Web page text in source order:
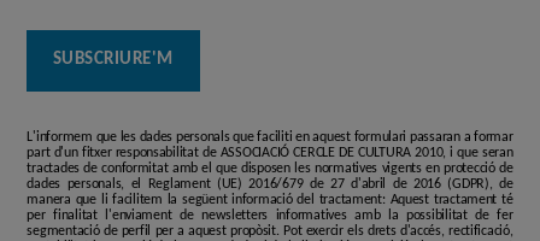
L'informem que les dades personals que faciliti en aquest formulari passaran a formar
part d'un fitxer responsabilitat de ASSOCIACIÓ CERCLE DE CULTURA 2010, i que seran
tractades de conformitat amb el que disposen les normatives vigents en protecció de
dades personals, el Reglament (UE) 2016/679 de 27 d'abril de 2016 (GDPR), de
manera que li facilitem la següent informació del tractament: Aquest tractament té
per finalitat l'enviament de newsletters informatives amb la possibilitat de fer
segmentació de perfil per a aquest propòsit. Pot exercir els drets d'accés, rectificació,